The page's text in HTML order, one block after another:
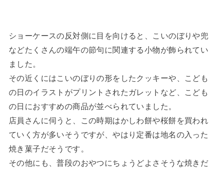
ショーケースの反対側に目を向けると、こいのぼりや兜
などたくさんの端午の節句に関連する小物が飾られてい
ました。
その近くにはこいのぼりの形をしたクッキーや、こども
の日のイラストがプリントされたガレットなど、こども
の日におすすめの商品が並べられていました。
店員さんに伺うと、この時期はかしわ餅や桜餅を買われ
ていく方が多いそうですが、やはり定番は地名の入った
焼き菓子だそうです。
その他にも、普段のおやつにちょうどよさそうな焼きだ